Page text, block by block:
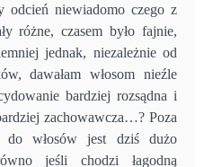
odcień niewiadomo czego z
różne, czasem było fajnie,
jednak, niezależnie od
dawałam włosom nieźle
bardziej rozsądna i
zachowawcza…? Poza
do włosów jest dziś dużo
jeśli chodzi łagodną